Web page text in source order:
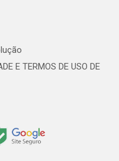
E TERMOS DE USO DE